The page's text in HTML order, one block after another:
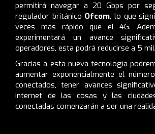
permitirá navegar a 20 Gbps por
regulador británico Ofcom, lo que
veces más rápido que el 4G.
experimentará un avance
operadores, esta podrá reducirse a 5
Gracias a esta nueva tecnología
aumentar exponencialmente el
conectados, tener avances
internet de las cosas y las
conectadas comenzarán a ser una